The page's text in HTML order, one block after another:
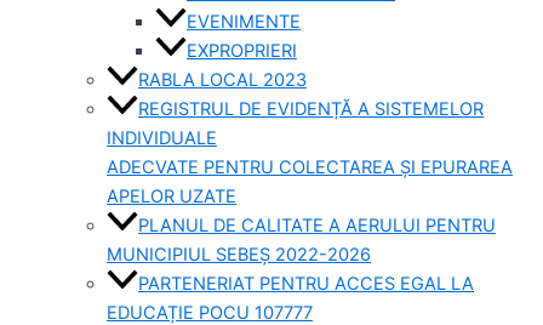
EVENIMENTE
EXPROPRIERI
RABLA LOCAL 2023
REGISTRUL DE EVIDENȚĂ A SISTEMELOR
INDIVIDUALE
ADECVATE PENTRU COLECTAREA ȘI EPURAREA
APELOR UZATE
PLANUL DE CALITATE A AERULUI PENTRU
MUNICIPIUL SEBEȘ 2022-2026
PARTENERIAT PENTRU ACCES EGAL LA
EDUCAȚIE POCU 107777